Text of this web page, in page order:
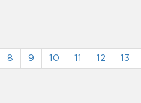
8 9 10 11 12 13